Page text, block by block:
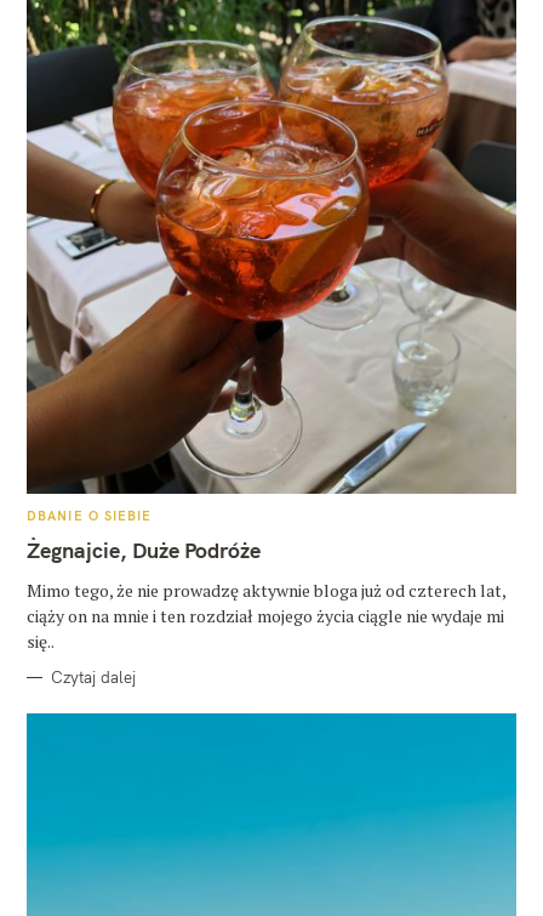
K
T
E
O
R
I
DBANIE O SIEBIE
Żegnajcie, Duże Podróże
Mimo tego, że nie prowadzę aktywnie bloga już od czterech lat,
ciąży on na mnie i ten rozdział mojego życia ciągle nie wydaje mi
się..
Czytaj dalej